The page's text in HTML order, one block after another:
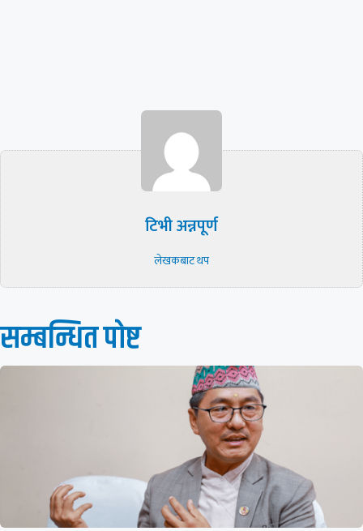
टिभी अन्नपूर्ण
लेखकबाट थप
सम्बन्धित पाेष्ट